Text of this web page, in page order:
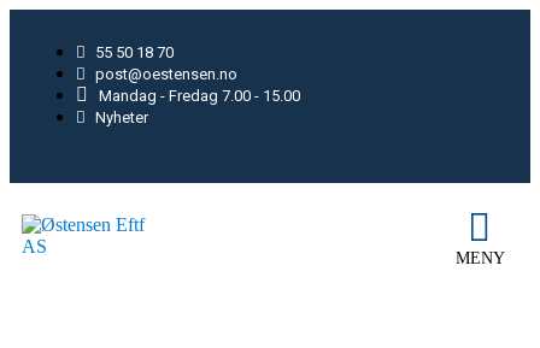
55 50 18 70
post@oestensen.no
Mandag - Fredag 7.00 - 15.00
Nyheter